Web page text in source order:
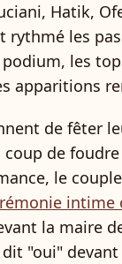
Hatik,
les
les
apparitions
de fêter
de
le
intime
la maire
"oui"